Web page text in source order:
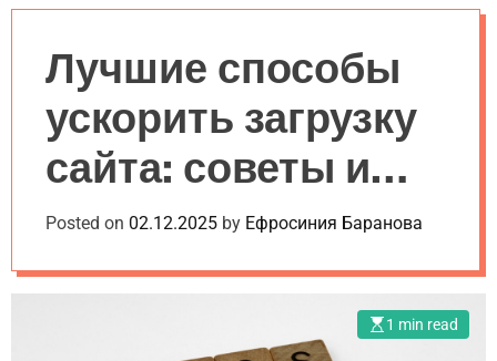
o
o
r
m
o
e
Лучшие способы
ускорить загрузку
сайта: советы и
лайфхаки для
начинающих
Posted on 02.12.2025 by Ефросиния Баранова
1 min read